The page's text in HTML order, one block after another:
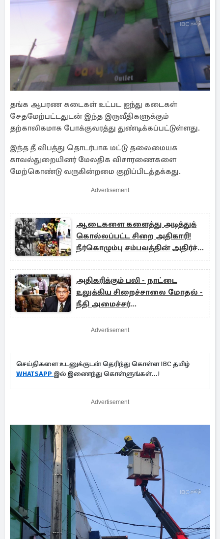
தங்க ஆபரண கடைகள் உட்பட ஐந்து கடைகள்
சேதமேற்பட்டதுடன் இந்த இருவீதிகளுக்கும்
தற்காலிகமாக போக்குவரத்து துண்டிக்கப்பட்டுள்ளது.
இந்த தீ விபத்து தொடர்பாக மட்டு தலைமையக
காவல்துறையினர் மேலதிக விசாரணைகளை
மேற்கொண்டு வருகின்றமை குறிப்பிடத்தக்கது.
Advertisement
ஆடைகளை களைத்து அடித்துக்
கொல்லப்பட்ட சிறை அதிகாரி!
நீர்கொழும்பு சம்பவத்தின் அதிர்ச்சி
அறிக்கை
அதிகரிக்கும் பலி - நாட்டை
உலுக்கிய சிறைச்சாலை மோதல் -
நீதி அமைச்சர்
வைத்தியசாலைக்கு விஜயம்
Advertisement
செய்திகளை உடனுக்குடன் தெரிந்து கொள்ள IBC தமிழ்
WHATSAPP இல் இணைந்து கொள்ளுங்கள்...!
Advertisement